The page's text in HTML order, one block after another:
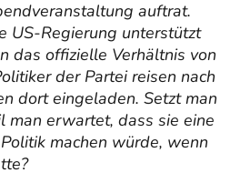
auftrat.
US-Regierung unterstützt
das offizielle Verhältnis von
der Partei reisen nach
dort eingeladen. Setzt man
man erwartet, dass sie eine
machen würde, wenn